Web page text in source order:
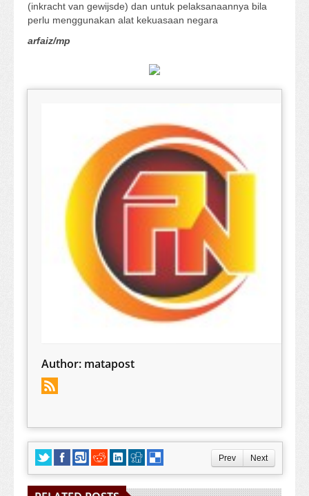
(inkracht van gewijsde) dan untuk pelaksanaannya bila
perlu menggunakan alat kekuasaan negara
arfaiz/mp
Author: matapost
Prev Next